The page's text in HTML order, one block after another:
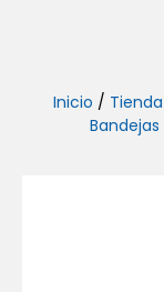
Inicio / Tienda
Bandejas